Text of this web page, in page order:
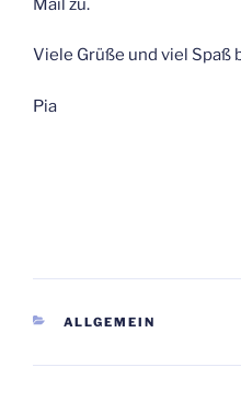
Mail zu.
Viele Grüße und viel Spaß
Pia
KATEGORIEN
ALLGEMEIN